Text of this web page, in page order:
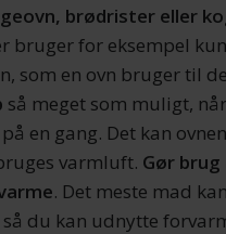
brødrister eller
bruger for eksempel
som en ovn bruger til
så meget som muligt,
en gang. Det kan
varmluft. Gør
. Det meste mad
så du kan udnytte